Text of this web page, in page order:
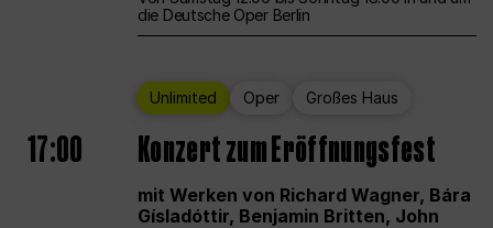
die Deutsche Oper Berlin
Unlimited Oper Großes Haus
17:00 Konzert zum Eröffnungsfest
mit Werken von Richard Wagner, Bára
Gísladóttir, Benjamin Britten, John